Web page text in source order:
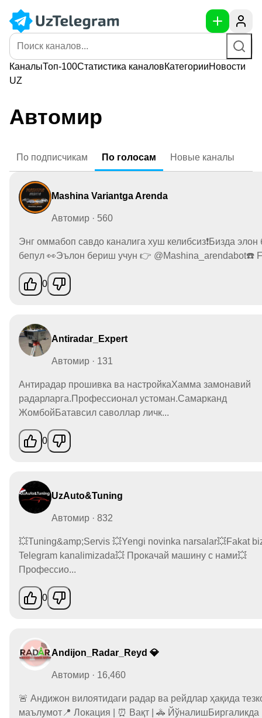
КаналыТоп-100Статистика каналовКатегорииНовости
UZ
Автомир
По подписчикам По голосам Новые каналы
Mashina Variantga Arenda
Автомир · 560
Энг оммабоп савдо каналига хуш келибсиз❗️Бизда
бепул 👀Эълон бериш учун 👉 @Mashina_arendabot☎️
0
Antiradar_Expert
Автомир · 131
Антирадар прошивка ва настройкаХамма замонавий
радарларга.Профессионал устоман.Самарканд
ЖомбойБатавсил саволлар личк...
0
UzAuto&Tuning
Автомир · 832
💥Tuning&amp;Servis 💥Yengi novinka narsalar💥Fakat
Telegram kanalimizada💥 Прокачай машину с нами💥
Профессио...
0
Andijon_Radar_Reyd 💎
Автомир · 16,460
🚨 Андижон вилоятидаги радар ва рейдлар ҳақида
маълумот📍 Локация | ⏰ Вақт | 🚓 ЙўналишБиргаликда